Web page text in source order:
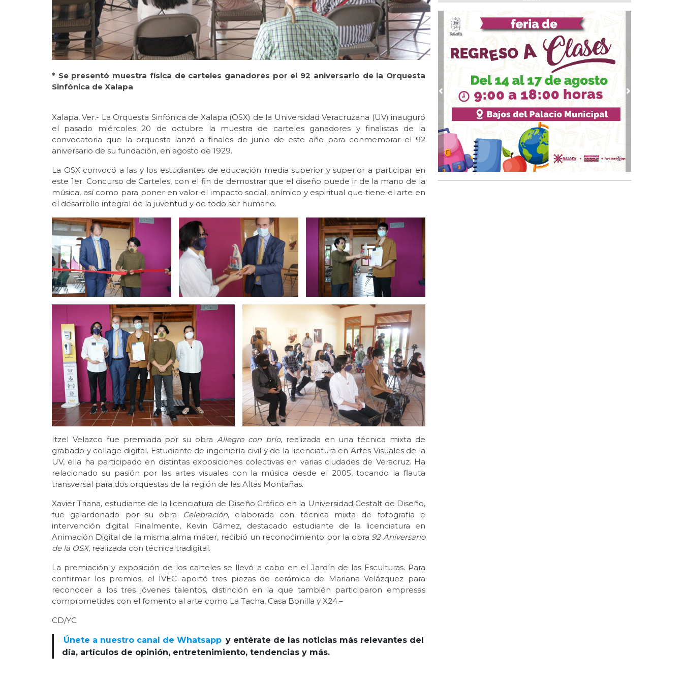
* Se presentó muestra física de carteles ganadores por el 92 aniversario de la Orquesta
Sinfónica de Xalapa
Xalapa, Ver.- La Orquesta Sinfónica de Xalapa (OSX) de la Universidad Veracruzana (UV) inauguró
el pasado miércoles 20 de octubre la muestra de carteles ganadores y finalistas de la
convocatoria que la orquesta lanzó a finales de junio de este año para conmemorar el 92
aniversario de su fundación, en agosto de 1929.
La OSX convocó a las y los estudiantes de educación media superior y superior a participar en
este 1er. Concurso de Carteles, con el fin de demostrar que el diseño puede ir de la mano de la
música, así como para poner en valor el impacto social, anímico y espiritual que tiene el arte en
el desarrollo integral de la juventud y de todo ser humano.
Itzel Velazco fue premiada por su obraAllegro con brío, realizada en una técnica mixta de
grabado y collage digital. Estudiante de ingeniería civil y de la licenciatura en Artes Visuales de la
UV, ella ha participado en distintas exposiciones colectivas en varias ciudades de Veracruz. Ha
relacionado su pasión por las artes visuales con la música desde el 2005, tocando la flauta
transversal para dos orquestas de la región de las Altas Montañas.
Xavier Triana, estudiante de la licenciatura de Diseño Gráfico en la Universidad Gestalt de Diseño,
fue galardonado por su obra
Celebración, elaborada con técnica mixta de fotografía e
intervención digital. Finalmente, Kevin Gámez, destacado estudiante de la licenciatura en
Animación Digital de la misma alma máter, recibió un reconocimiento por la obra 92 Aniversario
de la OSX, realizada con técnica tradigital.
La premiación y exposición de los carteles se llevó a cabo en el Jardín de las Esculturas. Para
confirmar los premios, el IVEC aportó tres piezas de cerámica de Mariana Velázquez para
reconocer a los tres jóvenes talentos, distinción en la que también participaron empresas
comprometidas con el fomento al arte como La Tacha, Casa Bonilla y X24.–
CD/YC
Únete a nuestro canal de Whatsapp y entérate de las noticias más relevantes del
día, artículos de opinión, entretenimiento, tendencias y más.
Boca del Río
Ago 08, 2026 / 16:53
Localizan una cartulina con mensajes
amenazantes en Papantla!!!
Ago 08, 2026 / 16:45
La ciudad de Veracruz se suma a la Jornada
Nacional de Reforestación 2026
Ago 08, 2026 / 16:34
¿Con o sin espuma?
Ago 08, 2026 / 16:33
Control y confianza:la prueba de la seguridad
Ago 08, 2026 / 15:34
Resguarda Ayuntamiento de Veracruz a canino
en situación de riesgo en zona norte de la ciudad
Previous Next